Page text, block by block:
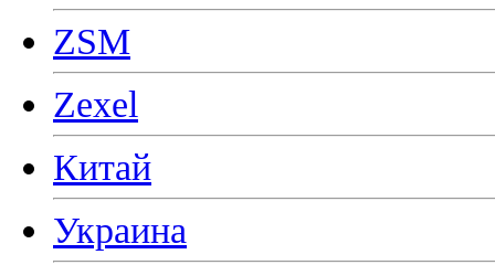
ZSM
Zexel
Китай
Украина